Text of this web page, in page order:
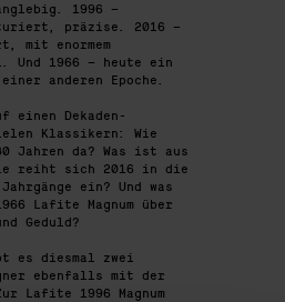
1996 –
präzise. 2016 –
mit enormem
Und 1966 – heute ein
anderen Epoche.
einen Dekaden-
Klassikern: Wie
Jahren da? Was ist aus
reiht sich 2016 in die
ein? Und was
Lafite Magnum über
Geduld?
es diesmal zwei
ebenfalls mit der
Lafite 1996 Magnum